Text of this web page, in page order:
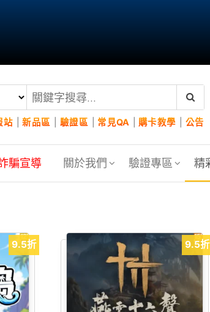
站 |新品區 驗證區 常見QA 購卡教學 公告
騙宣導 關於我們 驗證專區 精
9.5折 9.5折